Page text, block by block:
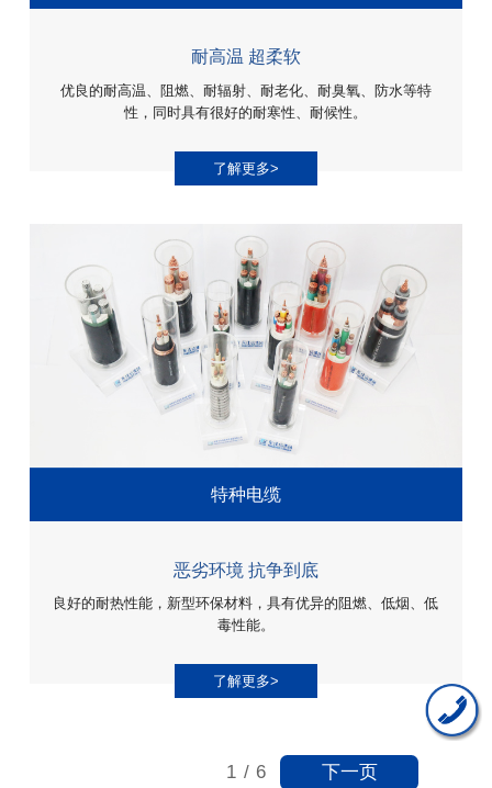
耐高温 超柔软
优良的耐高温、阻燃、耐辐射、耐老化、耐臭氧、防水等特
性，同时具有很好的耐寒性、耐候性。
了解更多>
特种电缆
恶劣环境 抗争到底
良好的耐热性能，新型环保材料，具有优异的阻燃、低烟、低
毒性能。
了解更多>
1 / 6 下一页